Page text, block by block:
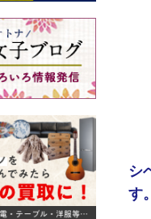
シ
す。